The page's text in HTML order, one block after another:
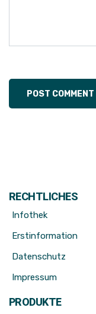
RECHTLICHES
Infothek
Erstinformation
Datenschutz
Impressum
PRODUKTE